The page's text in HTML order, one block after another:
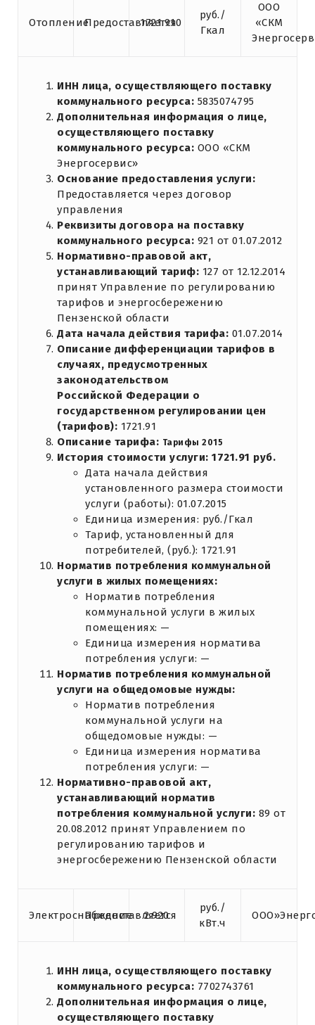
ОтоплениеПредоставляется
1721.910
руб./
Гкал
ООО
«СКМ
ИНН лица, осуществляющего поставку
коммунального ресурса: 5835074795
Дополнительная информация о лице,
осуществляющего поставку
коммунального ресурса: ООО «СКМ
Энергосервис»
Основание предоставления услуги:
Предоставляется через договор
управления
Реквизиты договора на поставку
коммунального ресурса: 921 от 01.07.2012
Нормативно-правовой акт,
устанавливающий тариф: 127 от 12.12.2014
принят Управление по регулированию
тарифов и энергосбережению
Пензенской области
Дата начала действия тарифа: 01.07.2014
Описание дифференциации тарифов в
случаях, предусмотренных
законодательством
Российской Федерации о
государственном регулировании цен
(тарифов): 1721.91
Описание тарифа: Тарифы 2015
История стоимости услуги: 1721.91 руб.
Дата начала действия
установленного размера стоимости
услуги (работы): 01.07.2015
Единица измерения: руб./Гкал
Тариф, установленный для
потребителей, (руб.): 1721.91
Норматив потребления коммунальной
услуги в жилых помещениях:
Норматив потребления
коммунальной услуги в жилых
помещениях: —
Единица измерения норматива
потребления услуги: —
Норматив потребления коммунальной
услуги на общедомовые нужды:
Норматив потребления
коммунальной услуги на
общедомовые нужды: —
Единица измерения норматива
потребления услуги: —
Нормативно-правовой акт,
устанавливающий норматив
потребления коммунальной услуги: 89 от
20.08.2012 принят Управлением по
регулированию тарифов и
энергосбережению Пензенской области
Электроснабжение
Предоставляется
2.920
руб./
кВт.ч
ИНН лица, осуществляющего поставку
коммунального ресурса: 7702743761
Дополнительная информация о лице,
осуществляющего поставку